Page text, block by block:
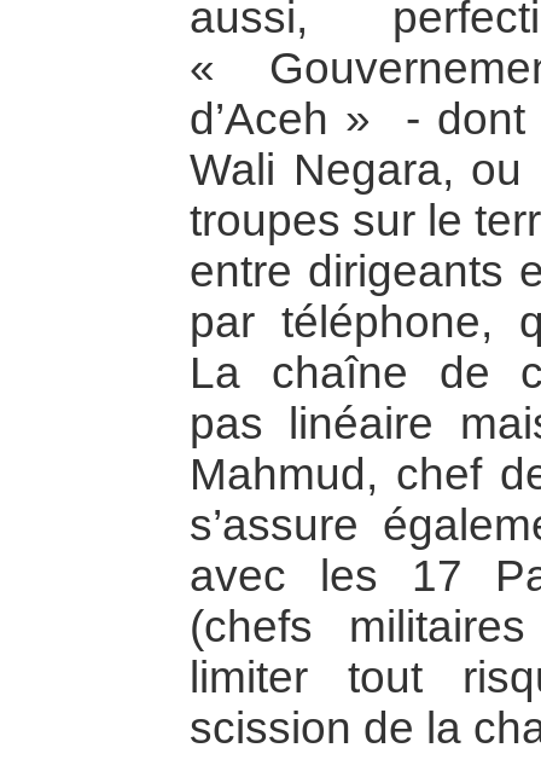
aussi,
«
d’Aceh » -
Wali Negara, ou
troupes sur le
entre dirigeants
par téléphone,
La chaîne de
pas linéaire
Mahmud, chef
s’assure
avec les 17
(chefs
limiter tout
scission de la